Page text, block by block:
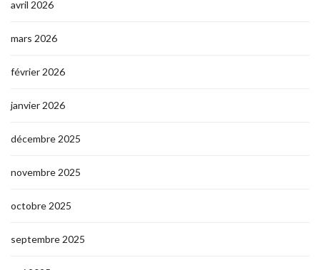
avril 2026
mars 2026
février 2026
janvier 2026
décembre 2025
novembre 2025
octobre 2025
septembre 2025